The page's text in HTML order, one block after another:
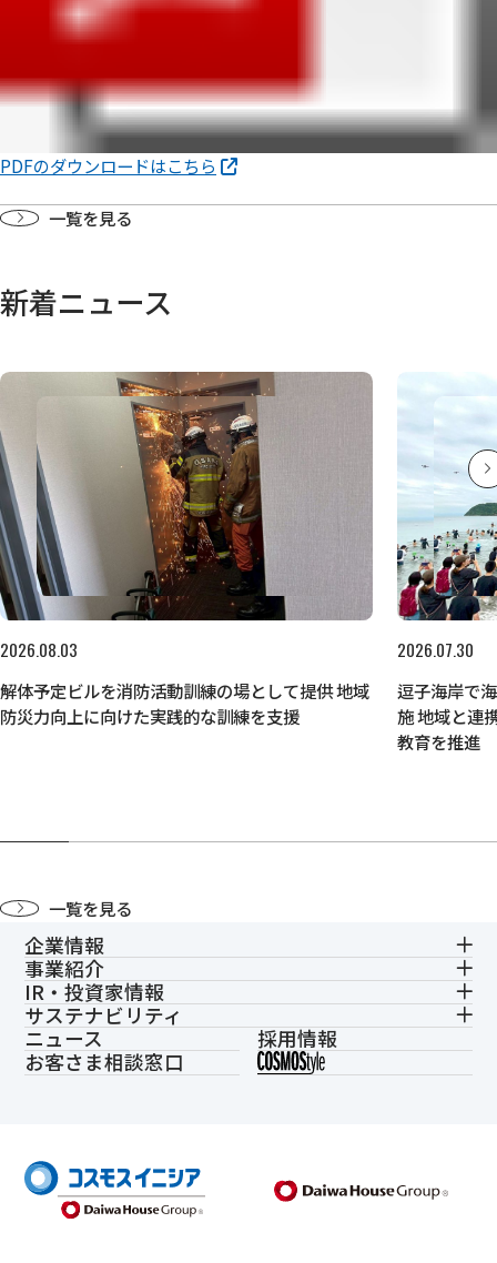
PDFのダウンロードはこちら
一覧を見る
新着ニュース
2026.08.03
解体予定ビルを消防活動訓練の場として提供 地域
防災力向上に向けた実践的な訓練を支援
2026.07.30
逗子海岸で
施 地域と連
教育を推進
一覧を見る
企業情報
事業紹介
IR・投資家情報
サステナビリティ
ニュース
採用情報
お客さま相談窓口